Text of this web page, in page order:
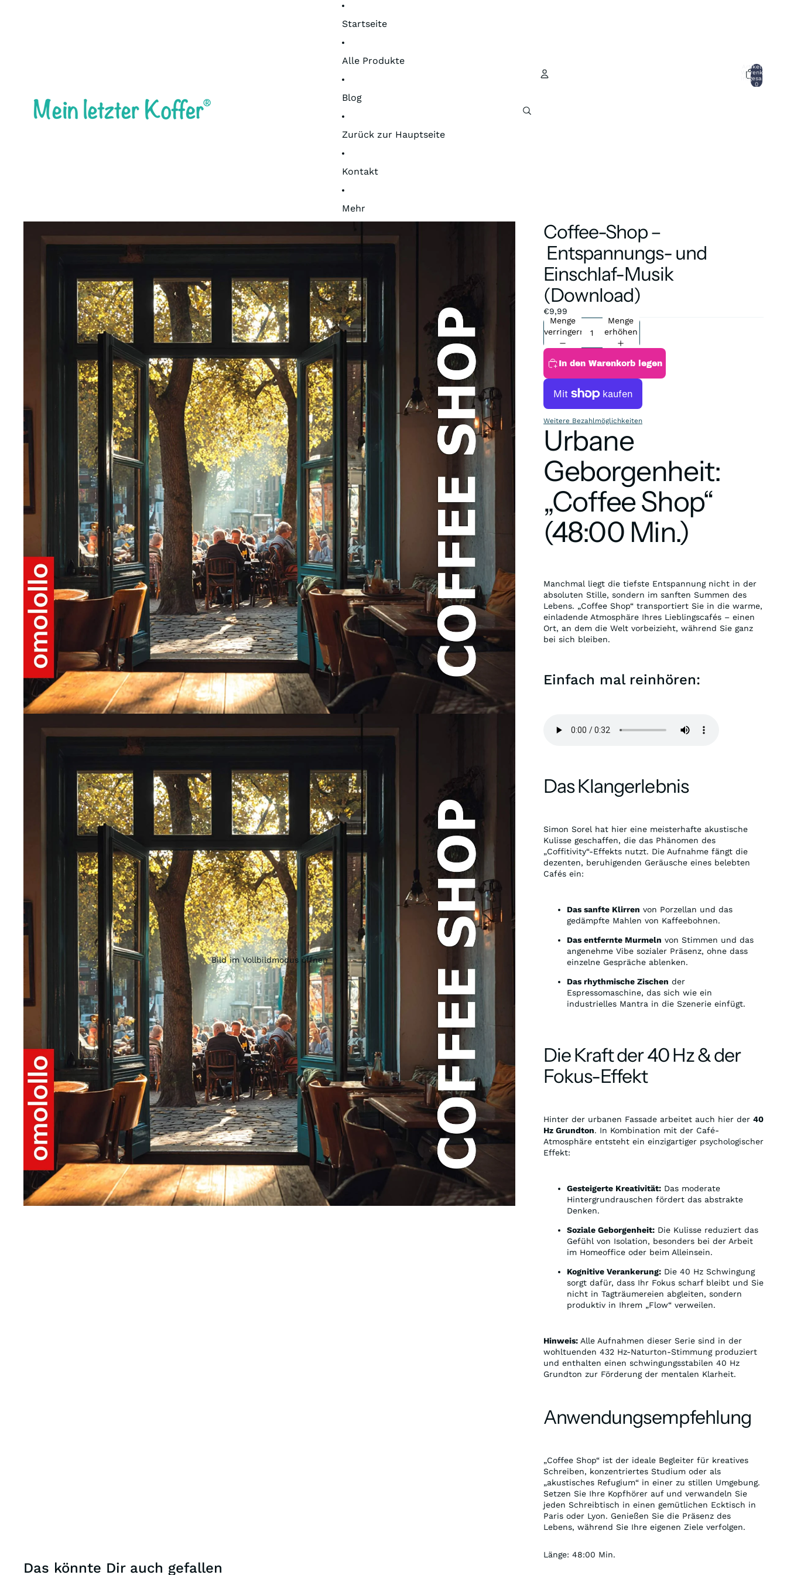
Startseite
Alle Produkte
Blog
Zurück zur Hauptseite
Kontakt
Mehr
Artikel im
Warenkorb
insgesamt:
0
Bild im Vollbildmodus öffnen
Coffee-Shop –
Entspannungs- und
Einschlaf-Musik
(Download)
€9,99
Menge
verringern
Menge
erhöhen
In den Warenkorb legen
Weitere Bezahlmöglichkeiten
Urbane
Geborgenheit:
„Coffee Shop“
(48:00 Min.)
Manchmal liegt die tiefste Entspannung nicht in der
absoluten Stille, sondern im sanften Summen des
Lebens. „Coffee Shop“ transportiert Sie in die warme,
einladende Atmosphäre Ihres Lieblingscafés – einen
Ort, an dem die Welt vorbeizieht, während Sie ganz
bei sich bleiben.
Einfach mal reinhören:
Das Klangerlebnis
Simon Sorel hat hier eine meisterhafte akustische
Kulisse geschaffen, die das Phänomen des
„Coffitivity“-Effekts nutzt. Die Aufnahme fängt die
dezenten, beruhigenden Geräusche eines belebten
Cafés ein:
Das sanfte Klirren von Porzellan und das
gedämpfte Mahlen von Kaffeebohnen.
Das entfernte Murmeln von Stimmen und das
angenehme Vibe sozialer Präsenz, ohne dass
einzelne Gespräche ablenken.
Das rhythmische Zischen der
Espressomaschine, das sich wie ein
industrielles Mantra in die Szenerie einfügt.
Die Kraft der 40 Hz & der
Fokus-Effekt
Hinter der urbanen Fassade arbeitet auch hier der 40
Hz Grundton. In Kombination mit der Café-
Atmosphäre entsteht ein einzigartiger psychologischer
Effekt:
Gesteigerte Kreativität: Das moderate
Hintergrundrauschen fördert das abstrakte
Denken.
Soziale Geborgenheit: Die Kulisse reduziert das
Gefühl von Isolation, besonders bei der Arbeit
im Homeoffice oder beim Alleinsein.
Kognitive Verankerung: Die 40 Hz Schwingung
sorgt dafür, dass Ihr Fokus scharf bleibt und Sie
nicht in Tagträumereien abgleiten, sondern
produktiv in Ihrem „Flow“ verweilen.
Hinweis: Alle Aufnahmen dieser Serie sind in der
wohltuenden 432 Hz-Naturton-Stimmung produziert
und enthalten einen schwingungsstabilen 40 Hz
Grundton zur Förderung der mentalen Klarheit.
Anwendungsempfehlung
„Coffee Shop“ ist der ideale Begleiter für kreatives
Schreiben, konzentriertes Studium oder als
„akustisches Refugium“ in einer zu stillen Umgebung.
Setzen Sie Ihre Kopfhörer auf und verwandeln Sie
jeden Schreibtisch in einen gemütlichen Ecktisch in
Paris oder Lyon. Genießen Sie die Präsenz des
Lebens, während Sie Ihre eigenen Ziele verfolgen.
Länge: 48:00 Min.
Das könnte Dir auch gefallen